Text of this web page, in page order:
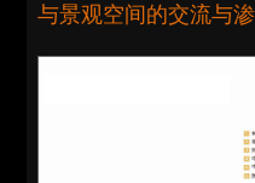
与景观空间的交流与渗